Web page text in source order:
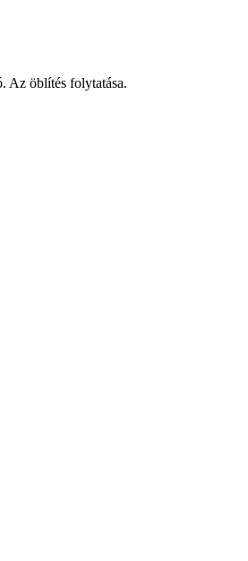
Az öblítés folytatása.